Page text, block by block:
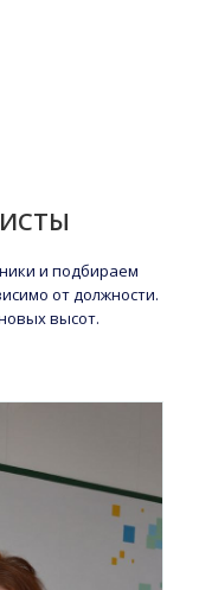
и подбираем
от должности.
высот.